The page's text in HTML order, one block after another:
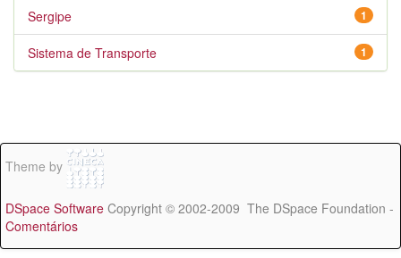
1
Sergipe
1
Sistema de Transporte
Theme by
DSpace Software Copyright © 2002-2009 The DSpace Foundation -
Comentários